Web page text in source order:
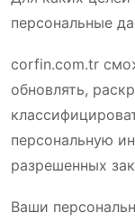
персональные
corfin.com.tr
обновлять,
персональную
разрешенных
Ваши